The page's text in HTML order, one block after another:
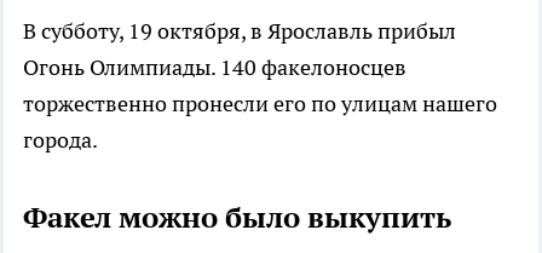
В субботу, 19 октября, в Ярославль прибыл
Огонь Олимпиады. 140 факелоносцев
торжественно пронесли его по улицам нашего
города.
Факел можно было выкупить